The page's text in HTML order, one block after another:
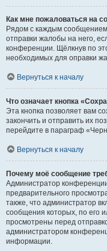
Как мне пожаловаться на
Рядом с каждым
отправки жалобы на него,
конференции. Щёлкнув по
необходимых для оправки
Вернуться к началу
Что означает кнопка
Эта кнопка позволяет вам
закончить и отправить их
перейдите в параграф
Вернуться к началу
Почему моё сообщение
Администратор
предварительного
также, что администратор
сообщения которых, по его
просмотрены перед
администратором
информации.